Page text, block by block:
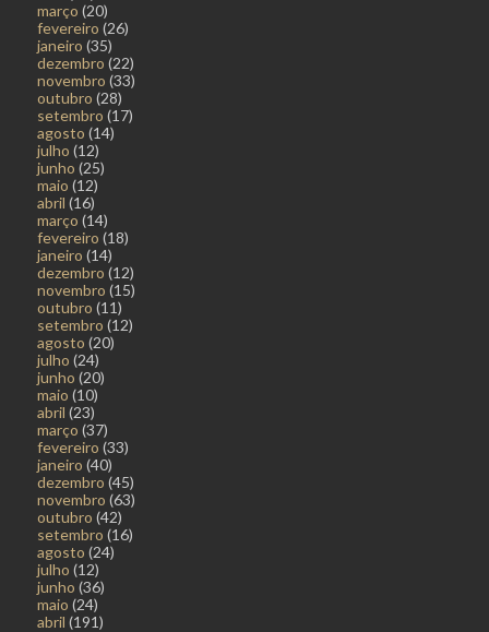
março (20)
fevereiro (26)
janeiro (35)
dezembro (22)
novembro (33)
outubro (28)
setembro (17)
agosto (14)
julho (12)
junho (25)
maio (12)
abril (16)
março (14)
fevereiro (18)
janeiro (14)
dezembro (12)
novembro (15)
outubro (11)
setembro (12)
agosto (20)
julho (24)
junho (20)
maio (10)
abril (23)
março (37)
fevereiro (33)
janeiro (40)
dezembro (45)
novembro (63)
outubro (42)
setembro (16)
agosto (24)
julho (12)
junho (36)
maio (24)
abril (191)